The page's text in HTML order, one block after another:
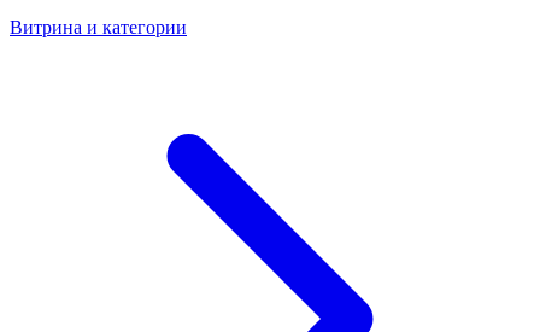
Витрина и категории